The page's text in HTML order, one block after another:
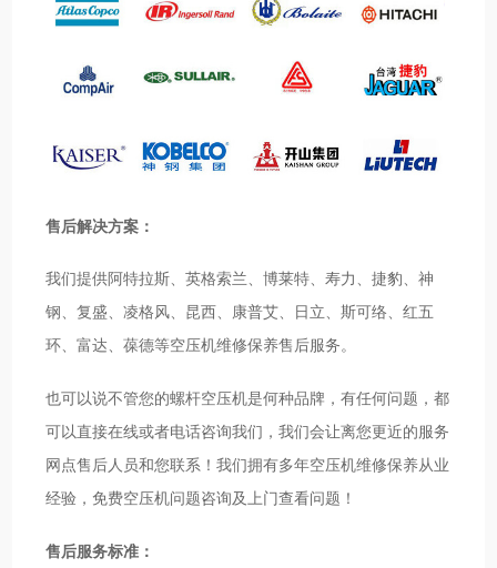
售后解决方案：
我们提供阿特拉斯、英格索兰、博莱特、寿力、捷豹、神
钢、复盛、凌格风、昆西、康普艾、日立、斯可络、红五
环、富达、葆德等空压机维修保养售后服务。
也可以说不管您的螺杆空压机是何种品牌，有任何问题，都
可以直接在线或者电话咨询我们，我们会让离您更近的服务
网点售后人员和您联系！我们拥有多年空压机维修保养从业
经验，免费空压机问题咨询及上门查看问题！
售后服务标准：